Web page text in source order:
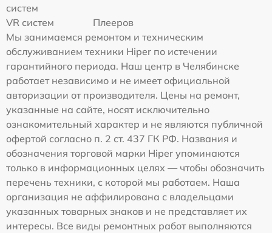
систем
VR систем
Плееров
Мы занимаемся ремонтом и техническим
обслуживанием техники Hiper по истечении
гарантийного периода. Наш центр в Челябинске
работает независимо и не имеет официальной
авторизации от производителя. Цены на ремонт,
указанные на сайте, носят исключительно
ознакомительный характер и не являются публичной
офертой согласно п. 2 ст. 437 ГК РФ. Названия и
обозначения торговой марки Hiper упоминаются
только в информационных целях — чтобы обозначить
перечень техники, с которой мы работаем. Наша
организация не аффилирована с владельцами
указанных товарных знаков и не представляет их
интересы. Все виды ремонтных работ выполняются